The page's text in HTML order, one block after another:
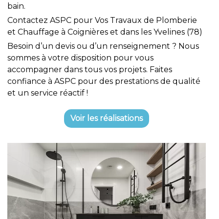
bain.
Contactez ASPC pour Vos Travaux de Plomberie
et Chauffage à Coignières et dans les Yvelines (78)
Besoin d’un devis ou d’un renseignement ? Nous
sommes à votre disposition pour vous
accompagner dans tous vos projets. Faites
confiance à ASPC pour des prestations de qualité
et un service réactif !
Voir les réalisations